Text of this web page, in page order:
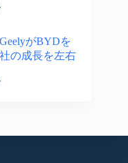
がBYDを
の成長を左右